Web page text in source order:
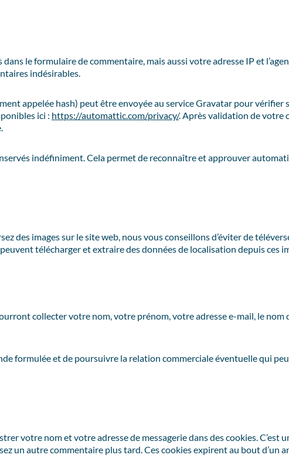
le formulaire de commentaire, mais aussi votre adresse IP et
indésirables.
appelée hash) peut être envoyée au service Gravatar pour vérifier
ici : https://automattic.com/privacy/. Après validation de votre
indéfiniment. Cela permet de reconnaître et approuver
des images sur le site web, nous vous conseillons d’éviter de
télécharger et extraire des données de localisation depuis ces
collecter votre nom, votre prénom, votre adresse e-mail, le nom
formulée et de poursuivre la relation commerciale éventuelle qui
votre nom et votre adresse de messagerie dans des cookies. C’est
un autre commentaire plus tard. Ces cookies expirent au bout d’un